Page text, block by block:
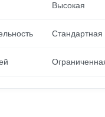
Высокая
Стандартная